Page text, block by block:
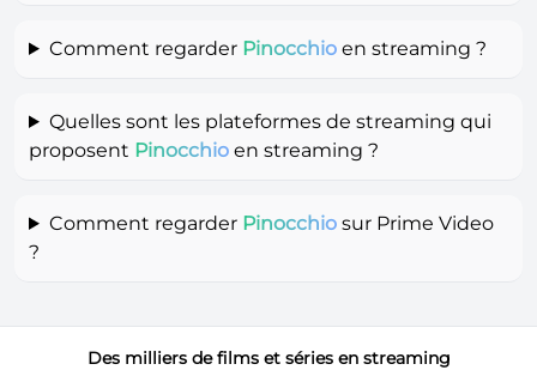
Comment regarder Pinocchioen streaming ?
Quelles sont les plateformes de streaming qui
proposent Pinocchio en streaming ?
Comment regarder Pinocchiosur Prime Video
?
Des milliers de films et séries en streaming